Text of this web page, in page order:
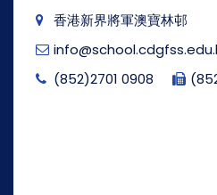
香港新界將軍澳寶林邨
(852)2701 0908